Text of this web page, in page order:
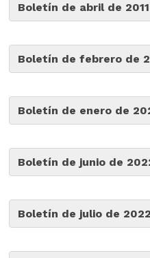
Boletín de abril de 2011
Boletín de febrero de
Boletín de enero de
Boletín de junio de
Boletín de julio de 2022